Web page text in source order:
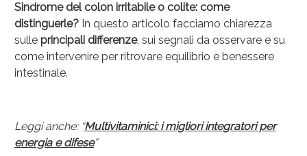
Sindrome del colon irritabile o colite: come
distinguerle?In questo articolo facciamo chiarezza
sulle principali differenze, sui segnali da osservare e su
come intervenire per ritrovare equilibrio e benessere
intestinale.
Leggi anche: “Multivitaminici: i migliori integratori per
energia e difese”
Anticellulite e Fanghi: Sconto fino al 40% valido